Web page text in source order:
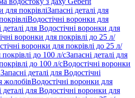
для покрівліЗапасні деталі для
Водостічні воронки для
деталі для Водостічні воронки для
воронки для покрівлі до 25 л/
воронки для покрівлі до 25 л/
до 100 л/сЗапасні деталі для
до 100 л/сВодостічні воронки
Запасні деталі для Водостічні
жолобівВодостічні воронки для
деталі для Водостічні воронки для